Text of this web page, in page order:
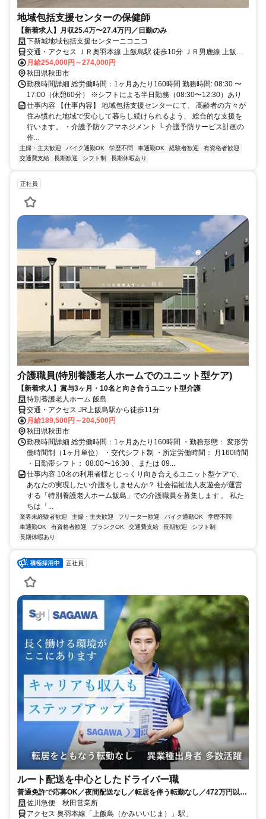
地域包括支援センターの保健師
【新着求人】月収25.4万〜27.4万円／日勤のみ
下新城地域包括支援センターニコニコ
交通・アクセス ＪＲ奥羽本線 上飯島駅 徒歩10分 ＪＲ男鹿線 上飯島
駅 徒歩10分
月給254,000円～274,000円
秋田県秋田市
勤務時間詳細 総労働時間：1ヶ月あたり160時間 勤務時間: 08:30 〜
17:00（休憩60分） ※シフトによる半日勤務（08:30〜12:30）あり
仕事内容 【仕事内容】 地域包括支援センターにて、 高齢者の方々が
住み慣れた地域で安心して暮らし続けられるよう、 総合的な支援を
行います。 ・介護予防ケアマネジメント └ 介護予防サービス計画の
作...
主婦・主夫歓迎 バイク通勤OK 学歴不問 車通勤OK 経験者歓迎
有資格者歓迎
交通費支給
長期歓迎 シフト制 長期休暇あり
正社員
介護職員(特別養護老人ホームでのユニット型ケア)
【新着求人】賞与3ヶ月・10名と向き合うユニット型介護
特別養護老人ホーム 飯島
交通・アクセス JR上飯島駅から徒歩11分
月給189,500円～204,500円
秋田県秋田市
勤務時間詳細 総労働時間：1ヶ月あたり160時間 ・勤務形態： 変形労
働時間制（1ヶ月単位） ・交代シフト制 ・所定労働時間： 月160時間
・日勤帯シフト： 08:00〜16:30 、または 09...
仕事内容 10名の利用者様とじっくり向き合えるユニット型ケアで、
あなたの実現したい介護をしませんか？ 社会福祉法人友遊会が運営
する「特別養護老人ホーム飯島」での介護職員を募集します 。 私た
ちは「...
業界未経験者歓迎 主婦・主夫歓迎 フリーター歓迎 バイク通勤OK
学歴不問
車通勤OK
有資格者歓迎 ブランクOK 交通費支給 長期歓迎
シフト制
長期休暇あり
正社員
ルート配送を中心としたドライバー職
普通免許で応募OK／夜間配送なし／転居を伴う転勤なし／472万円以上
も可能！
佐川急便 秋田営業所
アクセス 奥羽本線「上飯島（かみいいじま）」駅」